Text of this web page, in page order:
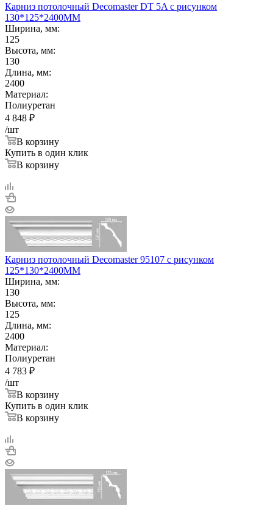
Карниз потолочный Decomaster DT 5A с рисунком
130*125*2400ММ
Ширина, мм:
125
Высота, мм:
130
Длина, мм:
2400
Материал:
Полиуретан
4 848 ₽
/шт
В корзину
Купить в один клик
В корзину
Карниз потолочный Decomaster 95107 с рисунком
125*130*2400ММ
Ширина, мм:
130
Высота, мм:
125
Длина, мм:
2400
Материал:
Полиуретан
4 783 ₽
/шт
В корзину
Купить в один клик
В корзину